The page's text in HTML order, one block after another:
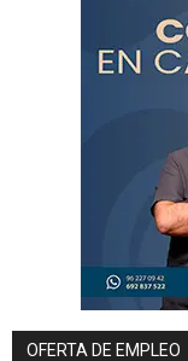
OFERTA DE EMPLEO